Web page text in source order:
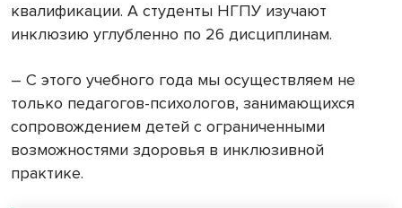
квалификации. А студенты НГПУ изучают
инклюзию углубленно по 26 дисциплинам.
– С этого учебного года мы осуществляем не
только педагогов-психологов, занимающихся
сопровождением детей с ограниченными
возможностями здоровья в инклюзивной
практике.